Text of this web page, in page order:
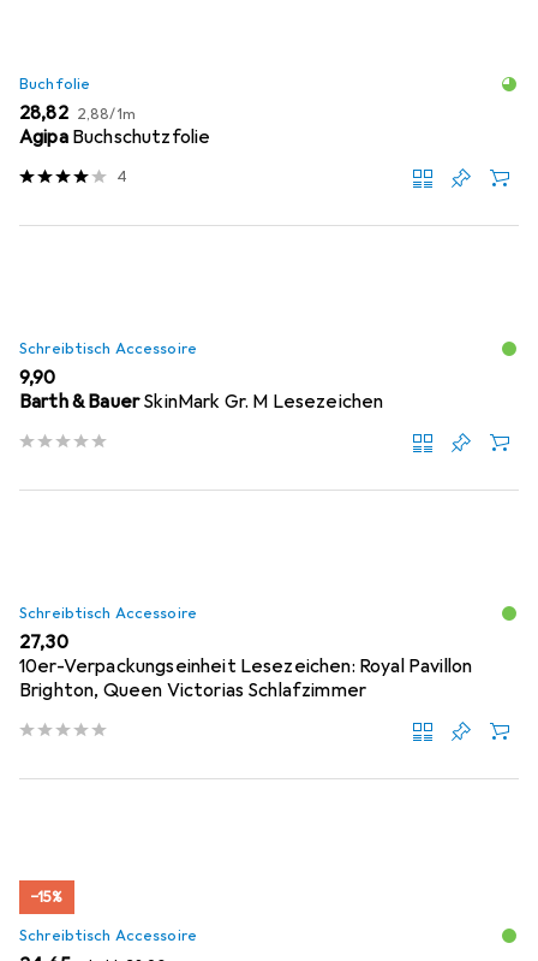
Buchfolie
EUR
28,82 EUR
2,88/1m
Agipa Buchschutzfolie
4
Schreibtisch Accessoire
EUR
9,90
Barth & BauerSkinMark Gr. M Lesezeichen
Schreibtisch Accessoire
EUR
27,30
10er-Verpackungseinheit Lesezeichen: Royal Pavillon
Brighton, Queen Victorias Schlafzimmer
−15%
Schreibtisch Accessoire